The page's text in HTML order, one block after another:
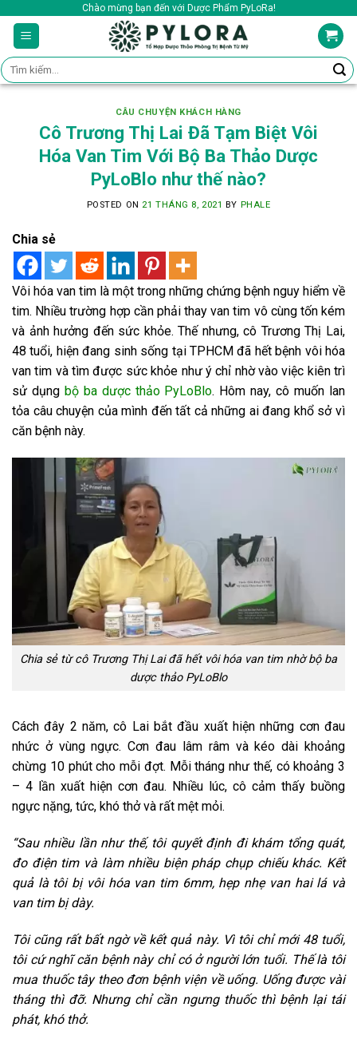
content
Chào mừng bạn đến với Dược Phẩm PyLoRa!
Tìm
kiếm:
CÂU CHUYỆN KHÁCH HÀNG
Cô Trương Thị Lai Đã Tạm Biệt Vôi
Hóa Van Tim Với Bộ Ba Thảo Dược
PyLoBlo như thế nào?
POSTED ON 21 THÁNG 8, 2021 BY PHALE
Chia sẻ
Vôi hóa van tim là một trong những chứng bệnh nguy hiểm về
tim. Nhiều trường hợp cần phải thay van tim vô cùng tốn kém
và ảnh hưởng đến sức khỏe. Thế nhưng, cô Trương Thị Lai,
48 tuổi, hiện đang sinh sống tại TPHCM đã hết bệnh vôi hóa
van tim và tìm được sức khỏe như ý chỉ nhờ vào việc kiên trì
sử dụng bộ ba dược thảo PyLoBlo. Hôm nay, cô muốn lan
tỏa câu chuyện của mình đến tất cả những ai đang khổ sở vì
căn bệnh này.
Chia sẻ từ cô Trương Thị Lai đã hết vôi hóa van tim nhờ bộ ba
dược thảo PyLoBlo
Cách đây 2 năm, cô Lai bắt đầu xuất hiện những cơn đau
nhức ở vùng ngực. Cơn đau lâm râm và kéo dài khoảng
chừng 10 phút cho mỗi đợt. Mỗi tháng như thế, có khoảng 3
– 4 lần xuất hiện cơn đau. Nhiều lúc, cô cảm thấy buồng
ngực nặng, tức, khó thở và rất mệt mỏi.
“Sau nhiều lần như thế, tôi quyết định đi khám tổng quát,
đo điện tim và làm nhiều biện pháp chụp chiếu khác. Kết
quả là tôi bị vôi hóa van tim 6mm, hẹp nhẹ van hai lá và
van tim bị dày.
Tôi cũng rất bất ngờ về kết quả này. Vì tôi chỉ mới 48 tuổi,
tôi cứ nghĩ căn bệnh này chỉ có ở người lớn tuổi. Thế là tôi
mua thuốc tây theo đơn bệnh viện về uống. Uống được vài
tháng thì đỡ. Nhưng chỉ cần ngưng thuốc thì bệnh lại tái
phát, khó thở.